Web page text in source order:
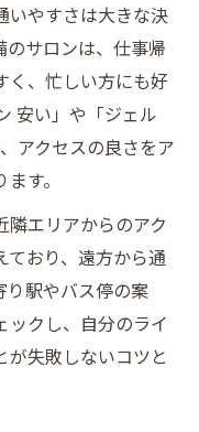
いやすさは大きな決
のサロンは、仕事帰
く、忙しい方にも好
安い」や「ジェル
アクセスの良さをア
す。
隣エリアからのアク
ており、遠方から通
り駅やバス停の案
ックし、自分のライ
が失敗しないコツと